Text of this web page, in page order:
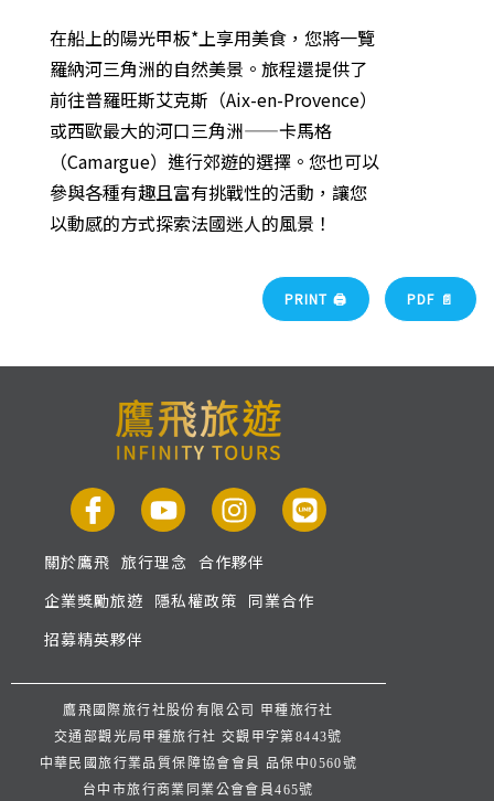
在船上的陽光甲板*上享用美食，您將一覽
羅納河三角洲的自然美景。旅程還提供了
前往普羅旺斯艾克斯（Aix-en-Provence）
或西歐最大的河口三角洲——卡馬格
（Camargue）進行郊遊的選擇。您也可以
參與各種有趣且富有挑戰性的活動，讓您
以動感的方式探索法國迷人的風景！
PRINT 🖨 PDF 📄
關於鷹飛 旅行理念 合作夥伴
企業獎勵旅遊 隱私權政策 同業合作
招募精英夥伴
鷹飛國際旅行社股份有限公司 甲種旅行社
交通部觀光局甲種旅行社 交觀甲字第8443號
中華民國旅行業品質保障協會會員 品保中0560號
台中市旅行商業同業公會會員465號